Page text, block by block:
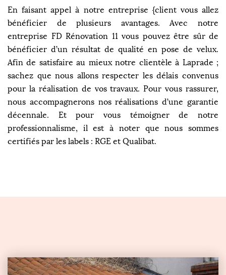
En faisant appel à notre entreprise {client vous allez
bénéficier de plusieurs avantages. Avec notre
entreprise FD Rénovation 11 vous pouvez être sûr de
bénéficier d’un résultat de qualité en pose de velux.
Afin de satisfaire au mieux notre clientèle à Laprade ;
sachez que nous allons respecter les délais convenus
pour la réalisation de vos travaux. Pour vous rassurer,
nous accompagnerons nos réalisations d’une garantie
décennale. Et pour vous témoigner de notre
professionnalisme, il est à noter que nous sommes
certifiés par les labels : RGE et Qualibat.